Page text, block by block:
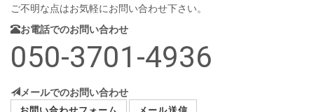
ご不明な点はお気軽にお問い合わせ下さい。
お電話でのお問い合わせ
050-3701-4936
メールでのお問い合わせ